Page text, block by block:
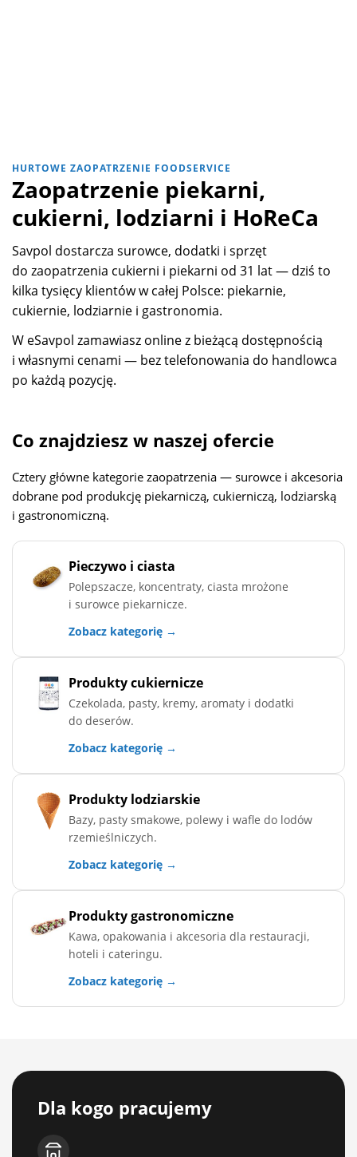
HURTOWE ZAOPATRZENIE FOODSERVICE
Zaopatrzenie piekarni,
cukierni, lodziarni i HoReCa
Savpol dostarcza surowce, dodatki i sprzęt
do zaopatrzenia cukierni i piekarni od 31 lat — dziś to
kilka tysięcy klientów w całej Polsce: piekarnie,
cukiernie, lodziarnie i gastronomia.
W eSavpol zamawiasz online z bieżącą dostępnością
i własnymi cenami — bez telefonowania do handlowca
po każdą pozycję.
Co znajdziesz w naszej ofercie
Cztery główne kategorie zaopatrzenia — surowce i akcesoria
dobrane pod produkcję piekarniczą, cukierniczą, lodziarską
i gastronomiczną.
Pieczywo i ciasta
Polepszacze, koncentraty, ciasta mrożone
i surowce piekarnicze.
Zobacz kategorię →
Produkty cukiernicze
Czekolada, pasty, kremy, aromaty i dodatki
do deserów.
Zobacz kategorię →
Produkty lodziarskie
Bazy, pasty smakowe, polewy i wafle do lodów
rzemieślniczych.
Zobacz kategorię →
Produkty gastronomiczne
Kawa, opakowania i akcesoria dla restauracji,
hoteli i cateringu.
Zobacz kategorię →
Dla kogo pracujemy